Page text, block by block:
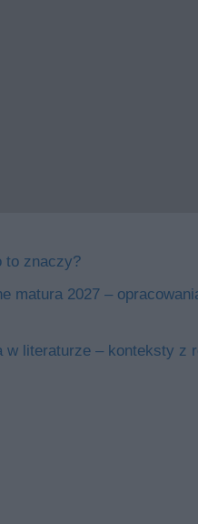
to znaczy?
matura 2027 –
w literaturze – konteksty z